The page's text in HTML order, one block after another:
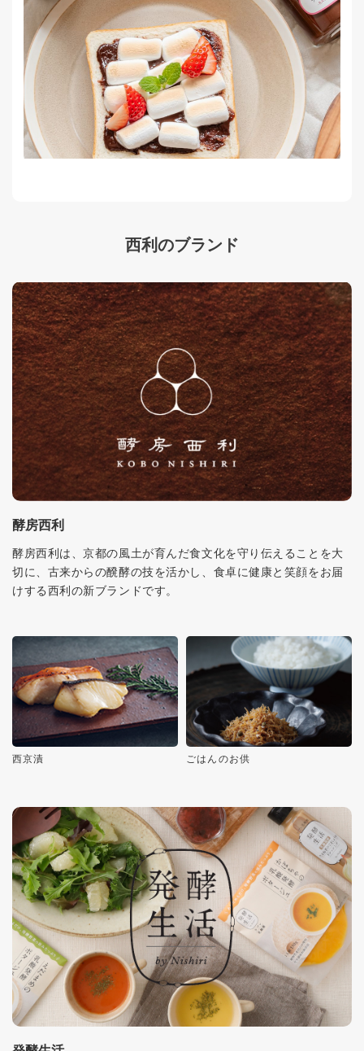
西利のブランド
酵房西利
酵房西利は、京都の風土が育んだ食文化を守り伝えることを大
切に、古来からの醗酵の技を活かし、食卓に健康と笑顔をお届
けする西利の新ブランドです。
西京漬 ごはんのお供